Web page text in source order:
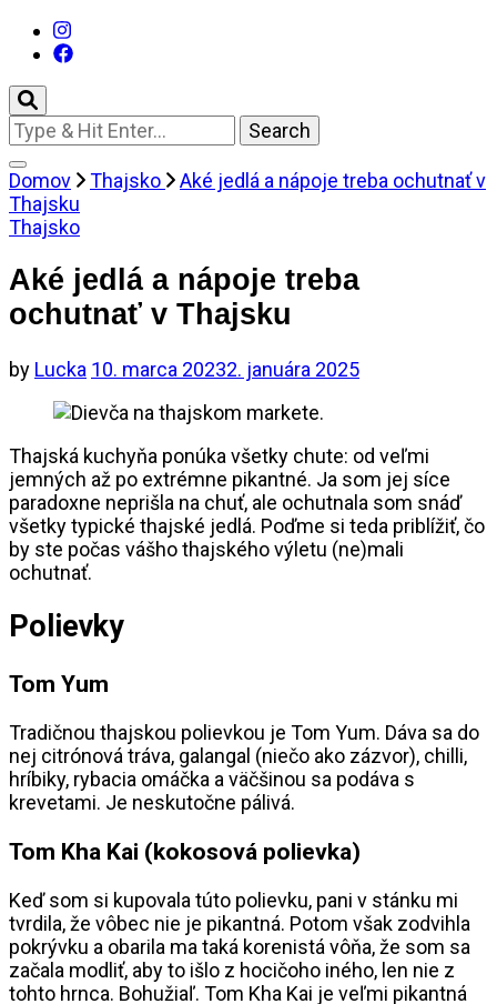
Looking
for
Something?
Domov Thajsko
Aké jedlá a nápoje treba ochutnať v
Thajsku
Thajsko
Aké jedlá a nápoje treba
ochutnať v Thajsku
by Lucka 10. marca 20232. januára 2025
Thajská kuchyňa ponúka všetky chute: od veľmi
jemných až po extrémne pikantné. Ja som jej síce
paradoxne neprišla na chuť, ale ochutnala som snáď
všetky typické thajské jedlá. Poďme si teda priblížiť, čo
by ste počas vášho thajského výletu (ne)mali
ochutnať.
Polievky
Tom Yum
Tradičnou thajskou polievkou je Tom Yum. Dáva sa do
nej citrónová tráva, galangal (niečo ako zázvor), chilli,
hríbiky, rybacia omáčka a väčšinou sa podáva s
krevetami. Je neskutočne pálivá.
Tom Kha Kai (kokosová polievka)
Keď som si kupovala túto polievku, pani v stánku mi
tvrdila, že vôbec nie je pikantná. Potom však zodvihla
pokrývku a obarila ma taká korenistá vôňa, že som sa
začala modliť, aby to išlo z hocičoho iného, len nie z
tohto hrnca. Bohužiaľ. Tom Kha Kai je veľmi pikantná